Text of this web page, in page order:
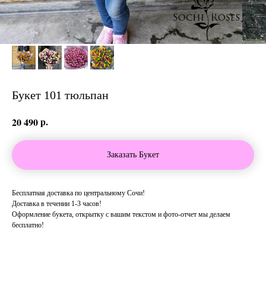
Букет 101 тюльпан
20 490р.
Заказать Букет
Бесплатная доставка по центральному Сочи!
Доставка в течении 1-3 часов!
Оформление букета, открытку с вашим текстом и фото-отчет мы делаем
бесплатно!